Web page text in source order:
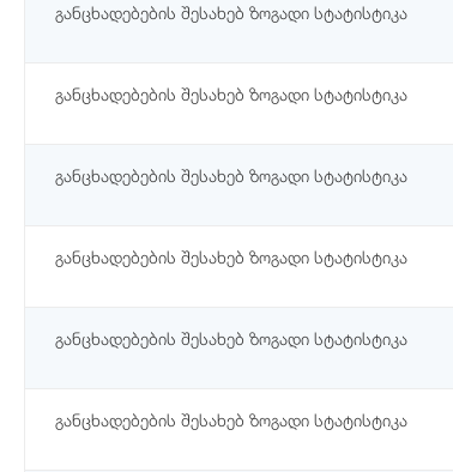
განცხადებების შესახებ ზოგადი სტატისტიკა
განცხადებების შესახებ ზოგადი სტატისტიკა
განცხადებების შესახებ ზოგადი სტატისტიკა
განცხადებების შესახებ ზოგადი სტატისტიკა
განცხადებების შესახებ ზოგადი სტატისტიკა
განცხადებების შესახებ ზოგადი სტატისტიკა